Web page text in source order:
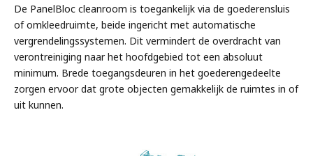
De PanelBloc cleanroom is toegankelijk via de goederensluis
of omkleedruimte, beide ingericht met automatische
vergrendelingssystemen. Dit vermindert de overdracht van
verontreiniging naar het hoofdgebied tot een absoluut
minimum. Brede toegangsdeuren in het goederengedeelte
zorgen ervoor dat grote objecten gemakkelijk de ruimtes in of
uit kunnen.